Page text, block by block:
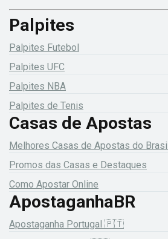
Palpites
Palpites Futebol
Palpites UFC
Palpites NBA
Palpites de Tenis
Casas de Apostas
Melhores Casas de Apostas do
Promos das Casas e Destaques
Como Apostar Online
ApostaganhaBR
Apostaganha Portugal 🇵🇹